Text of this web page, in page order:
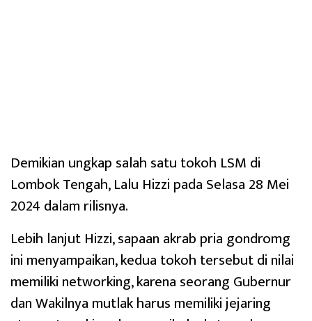
Demikian ungkap salah satu tokoh LSM di
Lombok Tengah, Lalu Hizzi pada Selasa 28 Mei
2024 dalam rilisnya.
Lebih lanjut Hizzi, sapaan akrab pria gondromg
ini menyampaikan, kedua tokoh tersebut di nilai
memiliki networking, karena seorang Gubernur
dan Wakilnya mutlak harus memiliki jejaring